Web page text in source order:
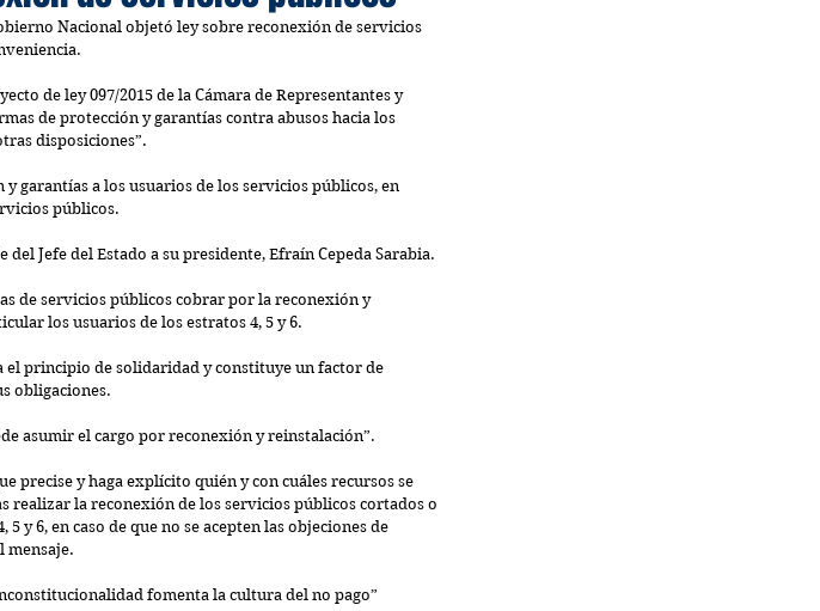
Nacional objetó ley sobre reconexión de servicios
de ley 097/2015 de la Cámara de Representantes y
de protección y garantías contra abusos hacia los
disposiciones”.
garantías a los usuarios de los servicios públicos, en
públicos.
Jefe del Estado a su presidente, Efraín Cepeda Sarabia.
de servicios públicos cobrar por la reconexión y
los usuarios de los estratos 4, 5 y 6.
el principio de solidaridad y constituye un factor de
obligaciones.
asumir el cargo por reconexión y reinstalación”.
precise y haga explícito quién y con cuáles recursos se
realizar la reconexión de los servicios públicos cortados o
y 6, en caso de que no se acepten las objeciones de
mensaje.
fomenta la cultura del no pago”